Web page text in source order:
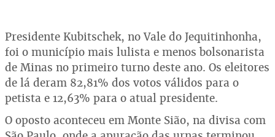
Presidente Kubitschek, no Vale do Jequitinhonha,
foi o município mais lulista e menos bolsonarista
de Minas no primeiro turno deste ano. Os eleitores
de lá deram 82,81% dos votos válidos para o
petista e 12,63% para o atual presidente.
O oposto aconteceu em Monte Sião, na divisa com